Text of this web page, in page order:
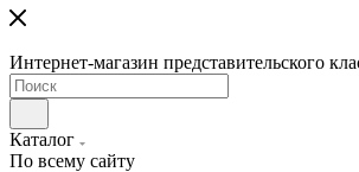
Интернет-магазин представительского
Каталог
По всему сайту